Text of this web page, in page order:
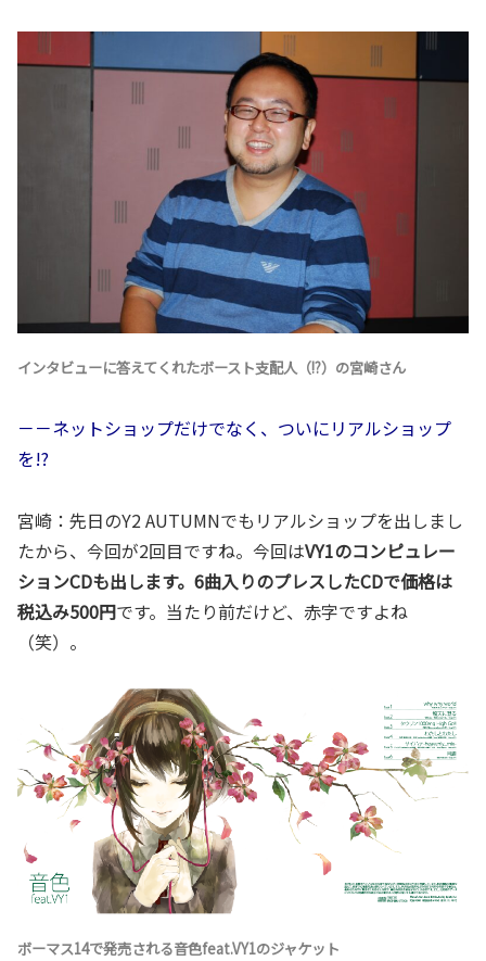
インタビューに答えてくれたボースト支配人（!?）の宮崎さん
－－ネットショップだけでなく、ついにリアルショップ
を!?
宮崎：先日のY2 AUTUMNでもリアルショップを出しまし
たから、今回が2回目ですね。今回はVY1のコンピュレー
ションCDも出します。6曲入りのプレスしたCDで価格は
税込み500円です。当たり前だけど、赤字ですよね
（笑）。
ボーマス14で発売される音色feat.VY1のジャケット